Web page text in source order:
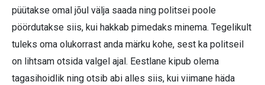
püütakse omal jõul välja saada ning politsei poole
pöördutakse siis, kui hakkab pimedaks minema. Tegelikult
tuleks oma olukorrast anda märku kohe, sest ka politseil
on lihtsam otsida valgel ajal. Eestlane kipub olema
tagasihoidlik ning otsib abi alles siis, kui viimane häda